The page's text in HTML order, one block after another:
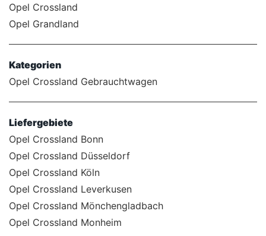
Opel Crossland
Opel Grandland
Kategorien
Opel Crossland Gebrauchtwagen
Liefergebiete
Opel Crossland Bonn
Opel Crossland Düsseldorf
Opel Crossland Köln
Opel Crossland Leverkusen
Opel Crossland Mönchengladbach
Opel Crossland Monheim